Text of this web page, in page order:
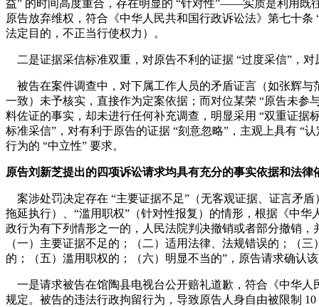
益” 的时间高度重合，存在明显的 “针对性”——实质是利用既
原告放弃维权，符合《中华人民共和国行政诉讼法》第七十条
法定目的，不正当行使权力）。
二是证据采信标准双重，对原告不利的证据 “过度采信”，对
被告在案件调查中，对下属工作人员的矛盾证言（如张辉与
一致）未予核实，直接作为定案依据；而对位某荣 “原告未参
料佐证的事实，却未进行任何补充调查，明显采用 “双重证
标准采信”，对有利于原告的证据 “刻意忽略”，主观上具有 “
行为的 “中立性” 要求。
原告刘新芝提出的四项诉讼请求均具有充分的事实依据和法
案涉处罚决定存在 “主要证据不足”（无客观证据、证言矛盾
拖延执行）、“滥用职权”（针对性报复）的情形，根据《中华
政行为有下列情形之一的，人民法院判决撤销或者部分撤销
（一）主要证据不足的；（二）适用法律、法规错误的；（
的；（五）滥用职权的；（六）明显不当的”，原告请求确认
一是请求被告在馆陶县电视台公开赔礼道歉，符合《中华人
规定。被告的违法行政拘留行为，导致原告人身自由被限制